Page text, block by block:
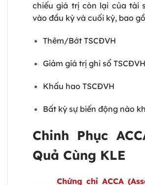
chiếu giá trị còn lại của tài
vào đầu kỳ và cuối kỳ, bao
Thêm/Bớt TSCĐVH
Giảm giá trị ghi sổ TSCĐVH
Khấu hao TSCĐVH
Bất kỳ sự biến động nào
Chinh Phục
Quả Cùng KLE
Chứng chỉ ACCA